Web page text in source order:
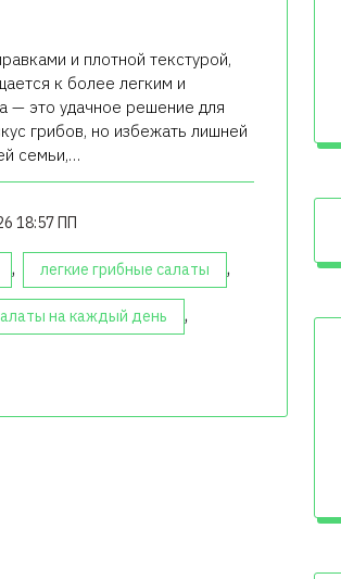
и плотной текстурой,
к более легким и
— это удачное решение для
грибов, но избежать лишней
семьи,…
18:57 ПП
, легкие грибные салаты ,
на каждый день ,